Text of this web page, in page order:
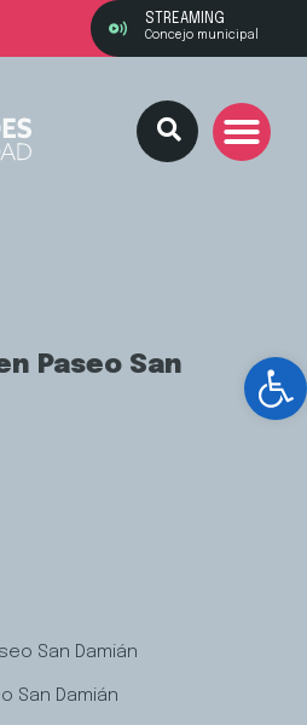
STREAMING
Concejo municipal
Paseo San
San Damián